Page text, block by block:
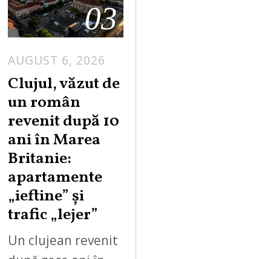
03
AUGUST 6, 2026
Clujul, văzut de
un român
revenit după 10
ani în Marea
Britanie:
apartamente
„ieftine” și
trafic „lejer”
Un clujean revenit